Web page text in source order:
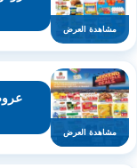
مشاهدة العرض
مشاهدة العرض